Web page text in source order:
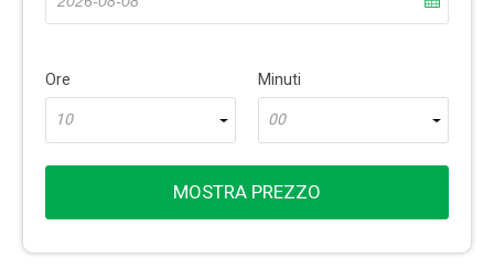
Ore
10
Minuti
00
MOSTRA PREZZO